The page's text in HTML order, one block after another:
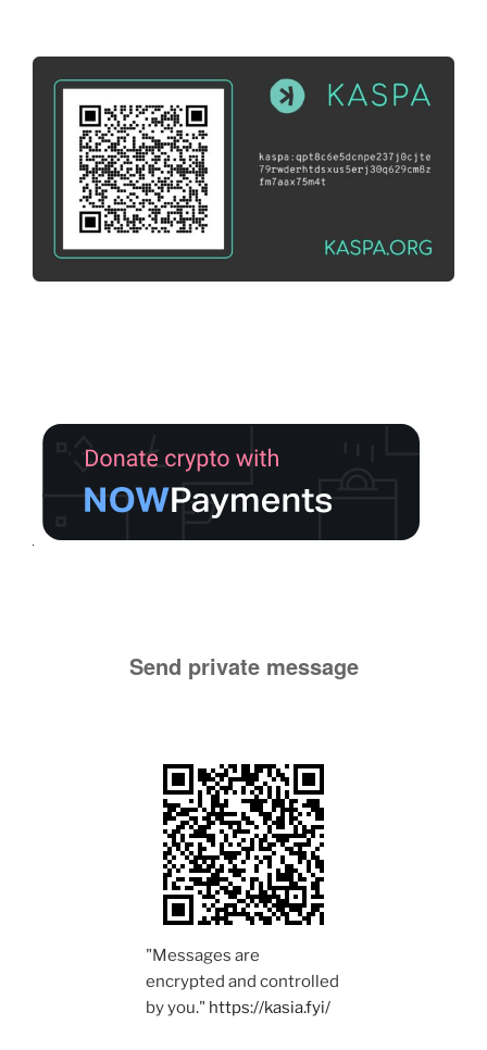
Send private message
"Messages are
encrypted and controlled
by you." https://kasia.fyi/